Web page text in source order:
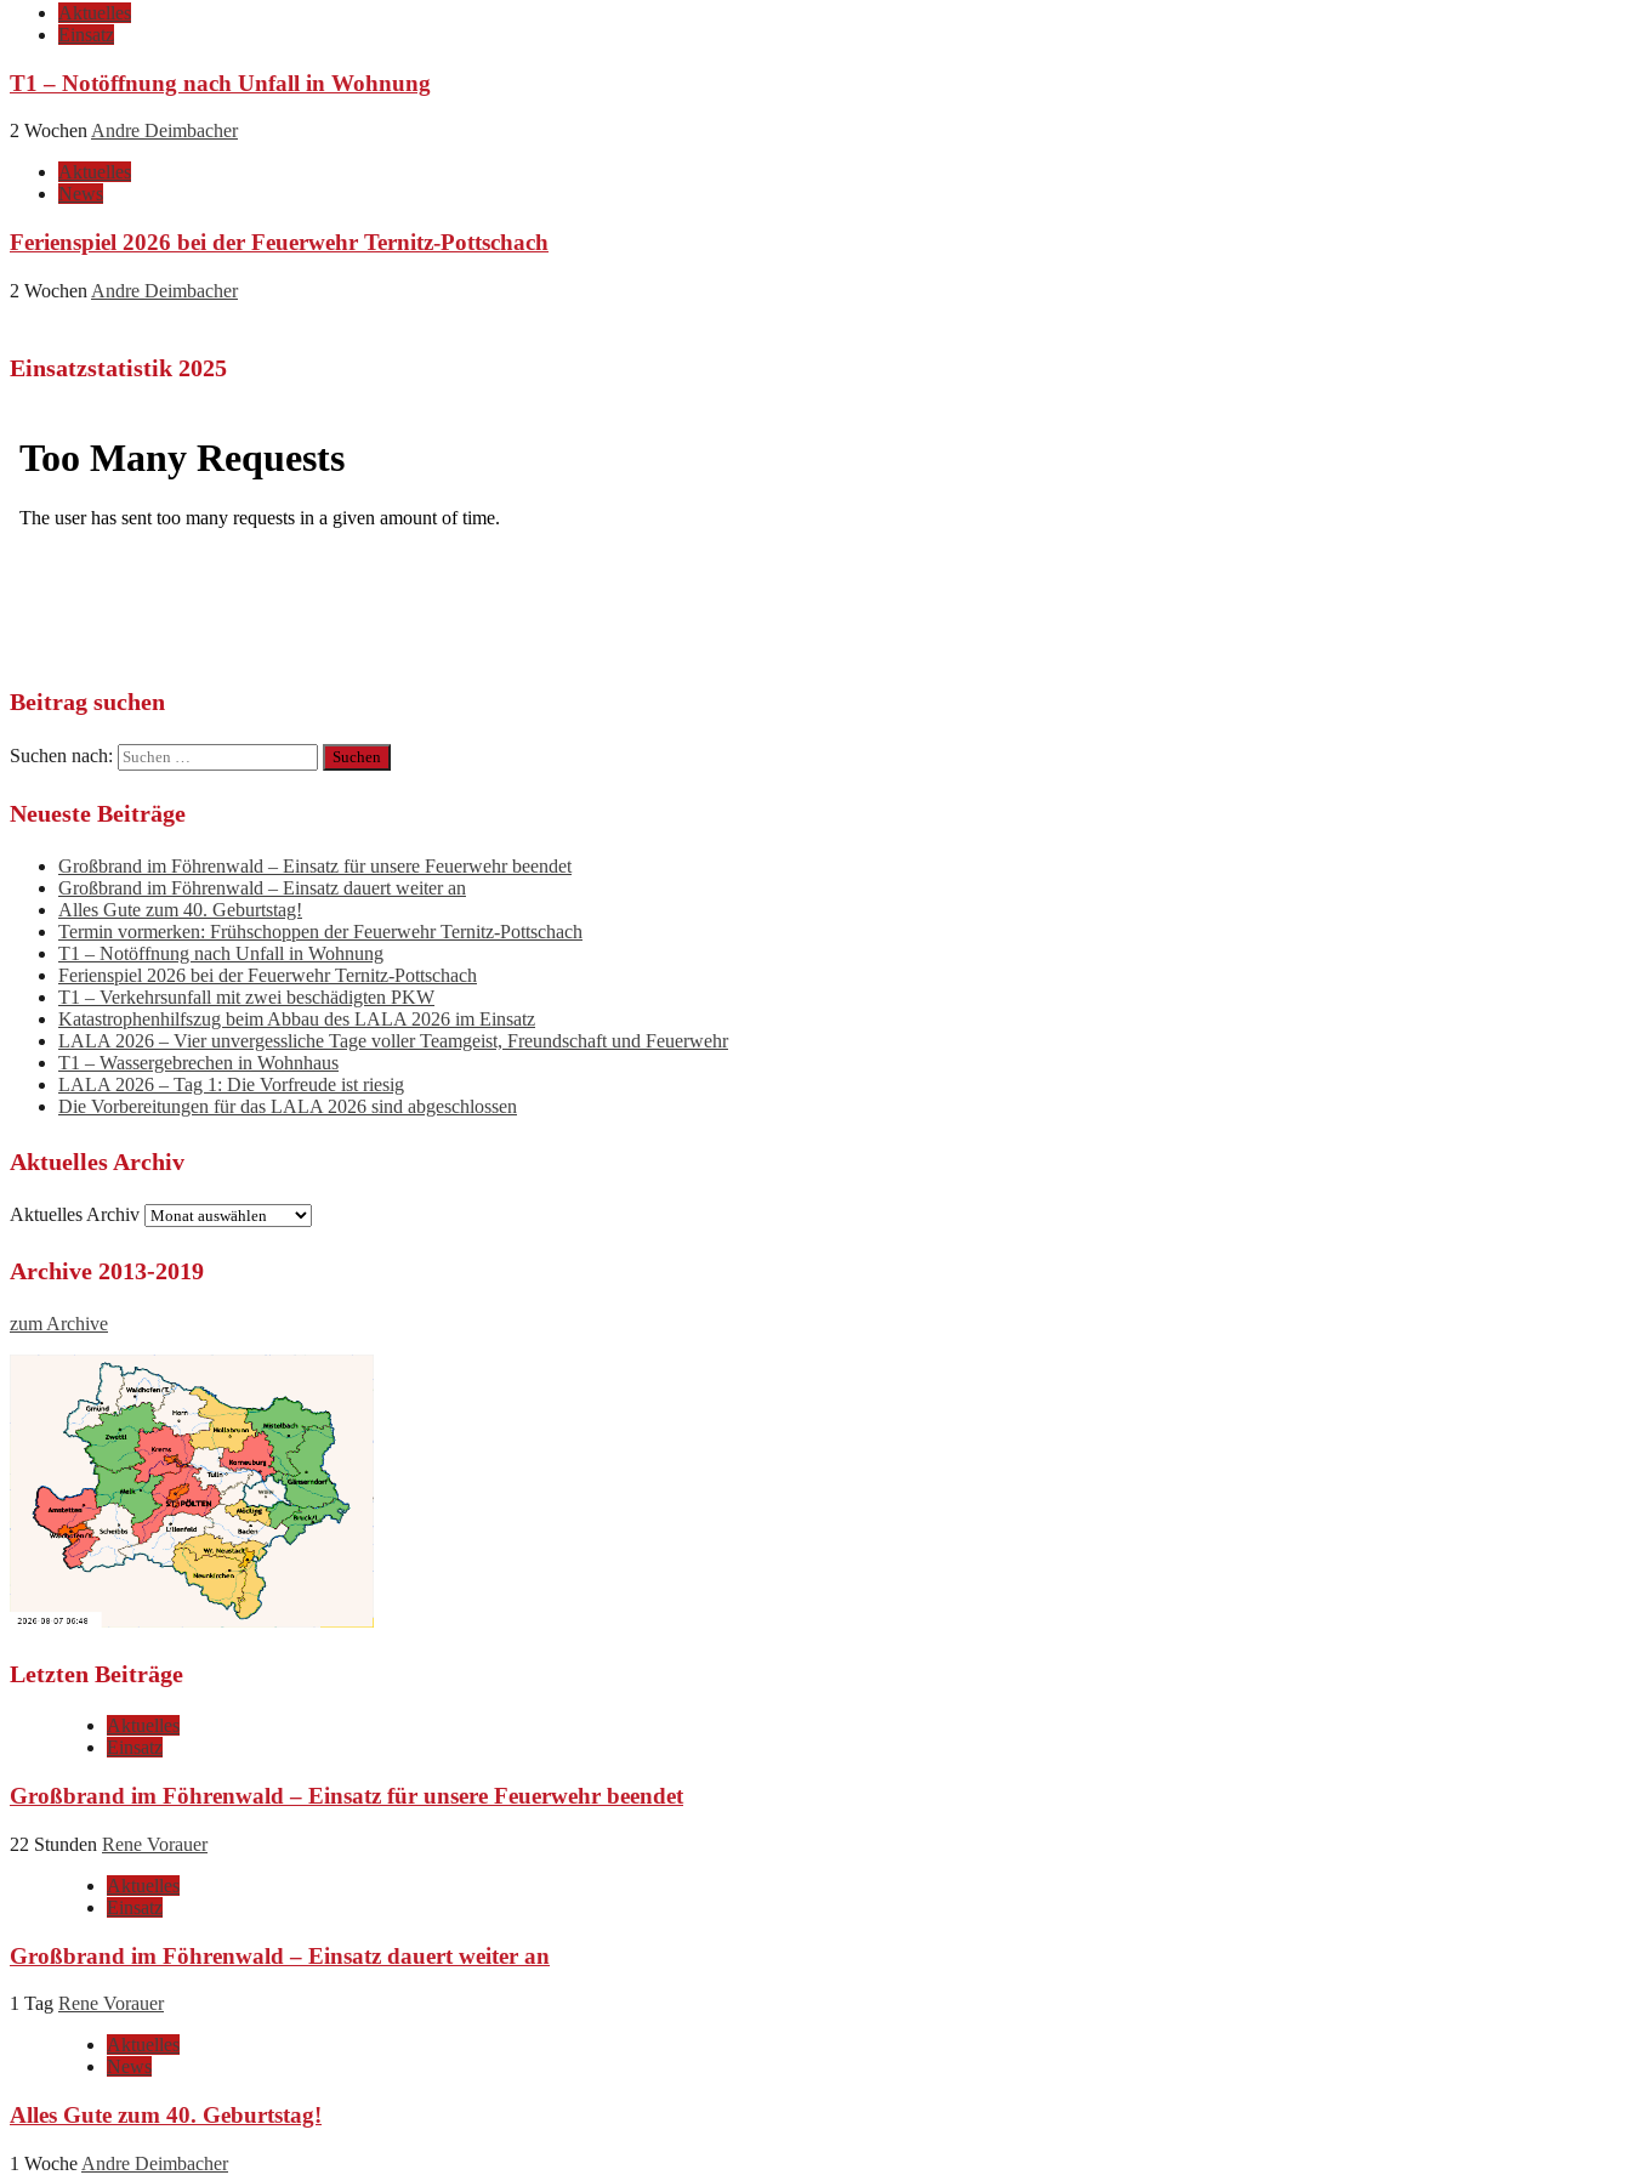
Aktuelles
Einsatz
T1 – Notöffnung nach Unfall in Wohnung
2 WochenAndre Deimbacher
Aktuelles
News
Ferienspiel 2026 bei der Feuerwehr Ternitz-Pottschach
2 Wochen Andre Deimbacher
Einsatzstatistik 2025
Beitrag suchen
Suchen nach:
Neueste Beiträge
Großbrand im Föhrenwald – Einsatz für unsere Feuerwehr beendet
Großbrand im Föhrenwald – Einsatz dauert weiter an
Alles Gute zum 40. Geburtstag!
Termin vormerken: Frühschoppen der Feuerwehr Ternitz-Pottschach
T1 – Notöffnung nach Unfall in Wohnung
Ferienspiel 2026 bei der Feuerwehr Ternitz-Pottschach
T1 – Verkehrsunfall mit zwei beschädigten PKW
Katastrophenhilfszug beim Abbau des LALA 2026 im Einsatz
LALA 2026 – Vier unvergessliche Tage voller Teamgeist, Freundschaft und Feuerwehr
T1 – Wassergebrechen in Wohnhaus
LALA 2026 – Tag 1: Die Vorfreude ist riesig
Die Vorbereitungen für das LALA 2026 sind abgeschlossen
Aktuelles Archiv
Aktuelles Archiv
Archive 2013-2019
zum Archive
Letzten Beiträge
Aktuelles
Einsatz
Großbrand im Föhrenwald – Einsatz für unsere Feuerwehr beendet
22 Stunden Rene Vorauer
Aktuelles
Einsatz
Großbrand im Föhrenwald – Einsatz dauert weiter an
1 Tag Rene Vorauer
Aktuelles
News
Alles Gute zum 40. Geburtstag!
1 Woche Andre Deimbacher